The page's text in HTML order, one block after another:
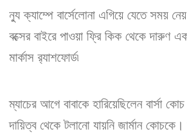
ন্যু ক্যাম্পে বার্সেলোনা এগিয়ে যেতে সময়
বক্সের বাইরে পাওয়া ফ্রি কিক থেকে দারুণ
মার্কাস র‍্যাশফোর্ড৷
ম্যাচের আগে বাবাকে হারিয়েছিলেন বার্সা
দায়িত্ব থেকে টলানো যায়নি জার্মান